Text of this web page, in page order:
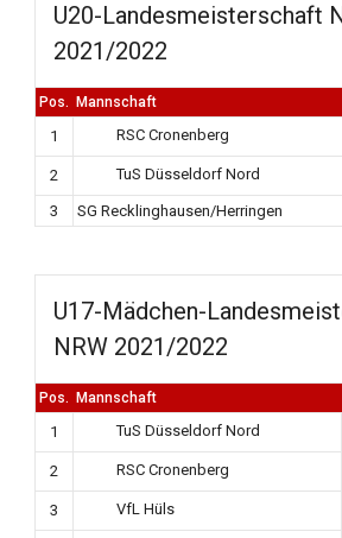
U20-Landesmeisterschaft
2021/2022
Pos. Mannschaft
1 RSC Cronenberg
2 TuS Düsseldorf Nord
3
SG Recklinghausen/Herringen
U17-Mädchen-
NRW 2021/2022
Pos. Mannschaft
1 TuS Düsseldorf Nord
2 RSC Cronenberg
3 VfL Hüls